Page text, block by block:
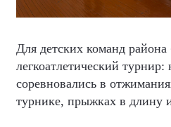
Для детских команд района
легкоатлетический
соревновались в
турнике, прыжках в длину